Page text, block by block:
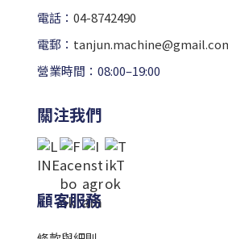
電話： 04-8742490
電郵：
營業時間：08:00–19:00
關注我們
顧客服務